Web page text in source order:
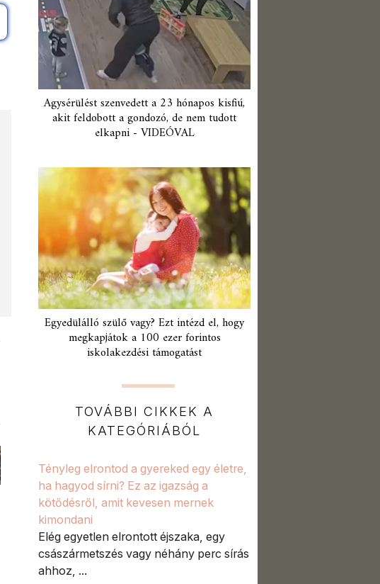
Agysérülést szenvedett a 23 hónapos kisfiú,
akit feldobott a gondozó, de nem tudott
elkapni - VIDEÓVAL
Egyedülálló szülő vagy? Ezt intézd el, hogy
megkapjátok a 100 ezer forintos
iskolakezdési támogatást
TOVÁBBI CIKKEK A
KATEGÓRIÁBÓL
Tényleg elrontod a gyereked egy életre,
ha hagyod sírni? Ez az igazság a
kötődésről, amit kevesen mernek
kimondani
Elég egyetlen elrontott éjszaka, egy
császármetszés vagy néhány perc sírás
ahhoz, ...